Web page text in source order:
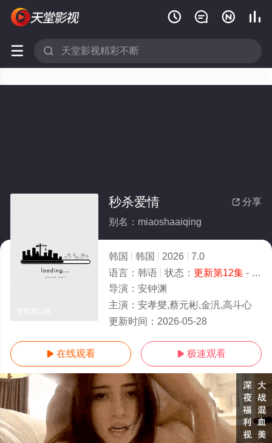
   
 
 分享
秒杀爱情
别名：miaoshaaiqing
韩国 韩国 2026
7.0
语言： 韩语 状态： 更新第12集- 免费在线观看
导演： 安钟渊
主演： 安孝燮,蔡元彬,金汎,高斗心
更新时间： 2026-05-28
 在线观看  极速观看